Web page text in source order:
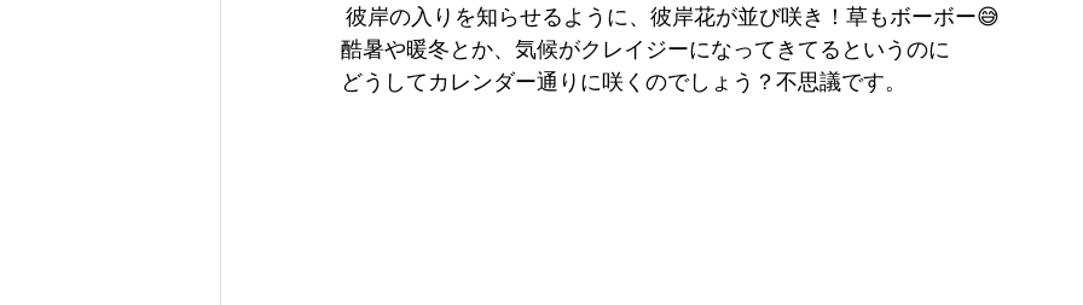
彼岸の入りを知らせるように、彼岸花が並び咲き！草もボーボー😅
酷暑や暖冬とか、気候がクレイジーになってきてるというのに
どうしてカレンダー通りに咲くのでしょう？不思議です。